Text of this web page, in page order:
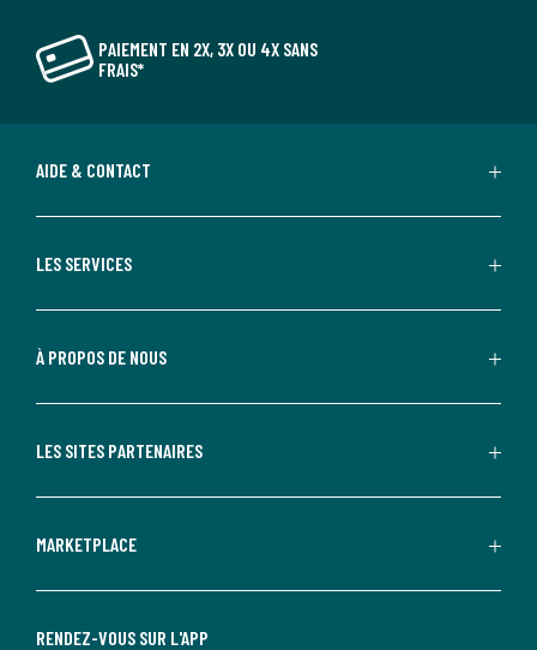
PAIEMENT EN 2X, 3X OU 4X SANS
FRAIS*
AIDE & CONTACT
LES SERVICES
À PROPOS DE NOUS
LES SITES PARTENAIRES
MARKETPLACE
RENDEZ-VOUS SUR L'APP